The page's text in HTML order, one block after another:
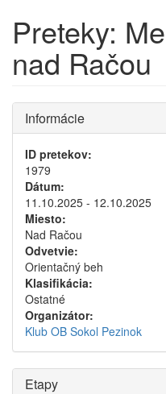
Preteky:
nad Račou
Informácie
ID pretekov:
1979
Dátum:
11.10.2025 - 12.10.2025
Miesto:
Nad Račou
Odvetvie:
Orientačný beh
Klasifikácia:
Ostatné
Organizátor:
Klub OB Sokol Pezinok
Etapy